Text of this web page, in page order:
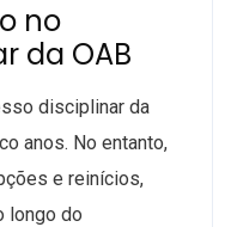
no
da OAB
disciplinar da
anos. No entanto,
e reinícios,
longo do